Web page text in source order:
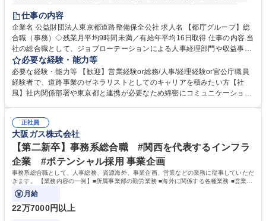
研修あり
退職金あり
駅近5分以内
資格取得手当あり 食事補助あり
仕事の内容
企業名 公益財団法人東京都道路整備保全公社 求人名 【都庁グループ】総
合職（事務）◇残業月平均9時間未満／有給年平均16日取得 仕事の内容 当
社の総合職として、ジョブローテーションによる人事経理部門や収益事業
等のフロント部門の部署等幅広い部署での業務をお任せいたします。研修
制度やキャリア支援が充実しております！ ※下記業務詳細 【業務詳細】■
管理部門：広報、人事、経理など当公社の運営に係る管理業務 ■収益部
門：駐車場の新規開拓、管理運営、新宿駅西口広場の「イベントコーナ
道路施設や道路工事現場の見学ツアー事業 ※入社後は上記いずれかの部門
へ配属。※業務内容変更の範囲：会社の定める業務 募集職種 【都庁グル
ープ】総合職（事務）◇残業月平均9時間未満／有給年平均16日取得
必要な経験・能力等
必要な経験・能力等 【歓迎】営業経験or総務/人事/経理経験or官公庁職員
経験者で、道路事業のゼネラリストとしてのキャリアを積みたい方【社
風】社内関係部署や東京都と連携が必要なため綿密にコミュニケーション
部門など多岐に渡る業務を経験できます。 ■様々なプロジェクト：駐車場
事業の他、新宿駅西口広場内に設置された照明を兼ねた広告「ブライトサ
イン」の管理運営を行うなど、事業収益を生み出す活動を積極的に行って
います。 学歴・資格 学歴：大学院 大学 高専 短大 専修学校 高校 語学力：
資格：
正社員
大阪ガス株式会社
【第二新卒】事務系総合職 #関西を代表するインフラ
企業 #ポテンシャル採用 事業企画
事務系総合職として、人事総務、資源海外、事業企画、営業などの業務に従事していただ
きます。 【業務内容の一例】■所属事業部の勤労業務 ■海外に関係する各種業務 ■営業部
門の企画スタッフ、ルート営業
月給
22万7000円以上